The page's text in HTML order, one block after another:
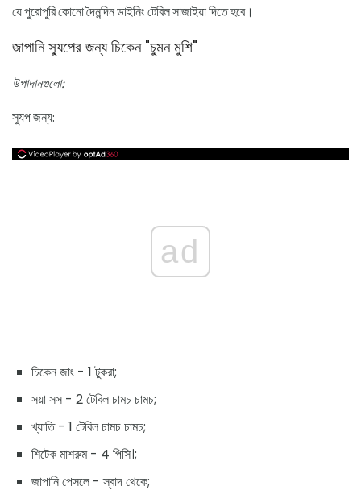
যে পুরোপুরি কোনো দৈনন্দিন ডাইনিং টেবিল সাজাইয়া দিতে হবে।
জাপানি স্যুপের জন্য চিকেন "চুমন মুশি"
উপাদানগুলো:
স্যুপ জন্য:
ad
চিকেন জাং - 1 টুকরা;
সয়া সস - 2 টেবিল চামচ চামচ;
খ্যাতি - 1 টেবিল চামচ চামচ;
শিটেক মাশরুম - 4 পিসি।;
জাপানি পেসলে - স্বাদ থেকে;